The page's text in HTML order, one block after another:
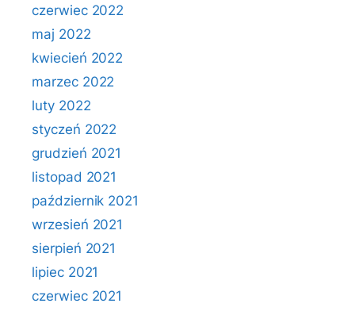
czerwiec 2022
maj 2022
kwiecień 2022
marzec 2022
luty 2022
styczeń 2022
grudzień 2021
listopad 2021
październik 2021
wrzesień 2021
sierpień 2021
lipiec 2021
czerwiec 2021